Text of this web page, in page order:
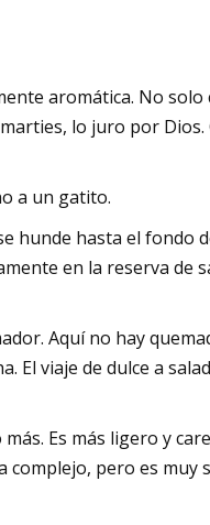
aromática. No
lo juro por
a un gatito.
hunde hasta el fondo
en la reserva de
Aquí no hay
viaje de dulce a
Es más ligero y
pero es muy